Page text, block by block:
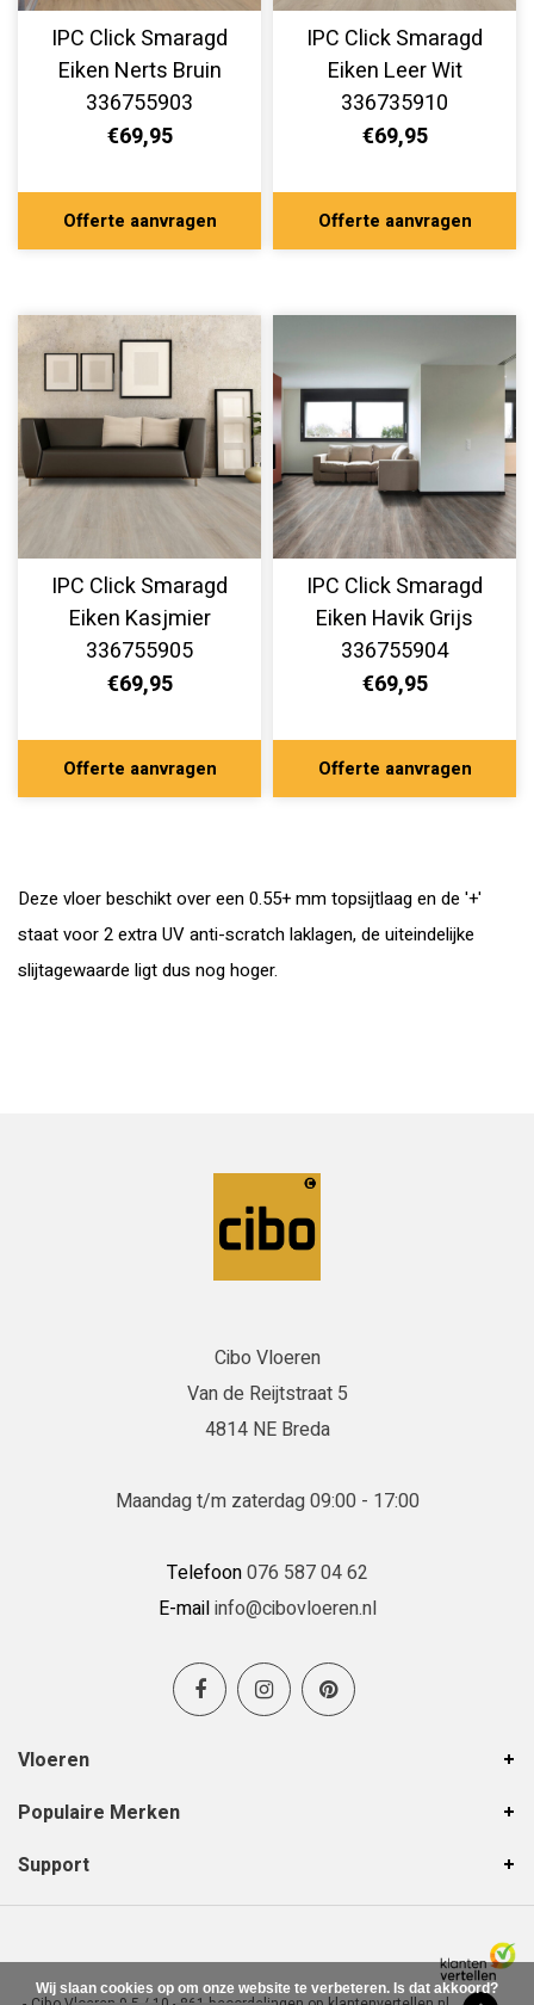
IPC Click Smaragd
Eiken Nerts Bruin
336755903
€69,95
Offerte aanvragen
IPC Click Smaragd
Eiken Leer Wit
336735910
€69,95
Offerte aanvragen
IPC Click Smaragd
Eiken Kasjmier
336755905
€69,95
Offerte aanvragen
IPC Click Smaragd
Eiken Havik Grijs
336755904
€69,95
Offerte aanvragen
Deze vloer beschikt over een 0.55+ mm topsijtlaag en de '+'
staat voor 2 extra UV anti-scratch laklagen, de uiteindelijke
slijtagewaarde ligt dus nog hoger.
Cibo Vloeren
Van de Reijtstraat 5
4814 NE Breda
Maandag t/m zaterdag 09:00 - 17:00
Telefoon076 587 04 62
E-mailinfo@cibovloeren.nl
Vloeren
Populaire Merken
Support
Wij slaan cookies op om onze website te verbeteren. Is dat akkoord?